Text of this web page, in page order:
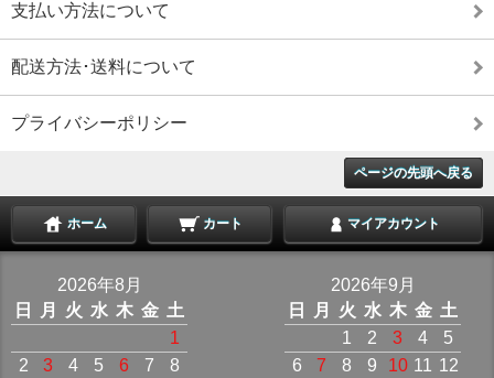
支払い方法について
配送方法･送料について
プライバシーポリシー
ページの先頭へ戻る
ホーム カート マイアカウント
2026年8月
日
月 火 水 木 金 土
1
2
3 4 5 6 7 8
2026年9月
日
月 火 水 木 金 土
1
2 3 4
5
6
7 8 9 10 11 12